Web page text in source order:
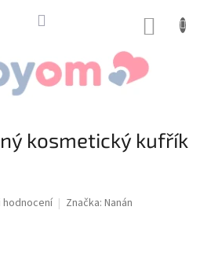
kosmetický kufřík
Značka: Nanán